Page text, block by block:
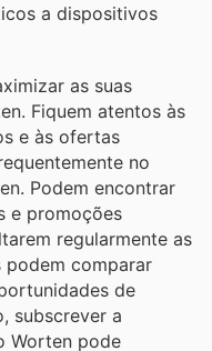
a dispositivos
as suas
Fiquem atentos às
e às ofertas
no
Podem encontrar
e promoções
regularmente as
comparar
de
subscrever a
Worten pode